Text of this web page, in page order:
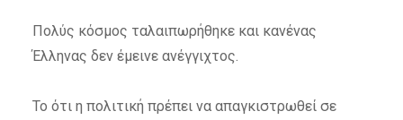
Πολύς κόσμος ταλαιπωρήθηκε και κανένας
Έλληνας δεν έμεινε ανέγγιχτος.
Το ότι η πολιτική πρέπει να απαγκιστρωθεί σε